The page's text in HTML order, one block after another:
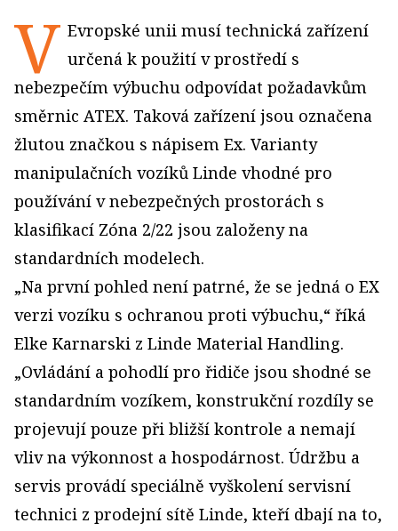
V Evropské unii musí technická zařízení
určená k použití v prostředí s
nebezpečím výbuchu odpovídat požadavkům
směrnic ATEX. Taková zařízení jsou označena
žlutou značkou s nápisem Ex. Varianty
manipulačních vozíků Linde vhodné pro
používání v nebezpečných prostorách s
klasifikací Zóna 2/22 jsou založeny na
standardních modelech.
„Na první pohled není patrné, že se jedná o EX
verzi vozíku s ochranou proti výbuchu,“ říká
Elke Karnarski z Linde Material Handling.
„Ovládání a pohodlí pro řidiče jsou shodné se
standardním vozíkem, konstrukční rozdíly se
projevují pouze při bližší kontrole a nemají
vliv na výkonnost a hospodárnost. Údržbu a
servis provádí speciálně vyškolení servisní
technici z prodejní sítě Linde, kteří dbají na to,